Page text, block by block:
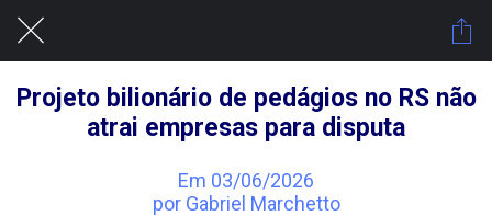
Projeto bilionário de pedágios no RS não
atrai empresas para disputa
Em 03/06/2026
por Gabriel Marchetto